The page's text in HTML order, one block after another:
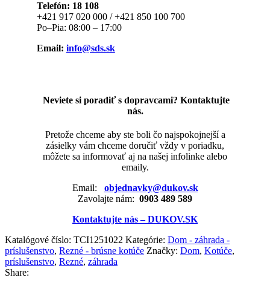
Telefón: 18 108
+421 917 020 000 / +421 850 100 700
Po–Pia: 08:00 – 17:00
Email: info@sds.sk
Neviete si poradiť s dopravcami? Kontaktujte
nás.
Pretože chceme aby ste boli čo najspokojnejší a
zásielky vám chceme doručiť vždy v poriadku,
môžete sa informovať aj na našej infolinke alebo
emaily.
Email: objednavky@dukov.sk
Zavolajte nám: 0903 489 589
Kontaktujte nás – DUKOV.SK
Katalógové číslo: TCI1251022 Kategórie: Dom - záhrada -
príslušenstvo, Rezné - brúsne kotúče Značky: Dom, Kotúče,
príslušenstvo, Rezné, záhrada
Share: